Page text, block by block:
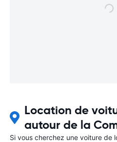
Location de
autour de la
Si vous cherchez une voiture de